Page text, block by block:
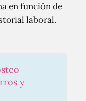
en función de
laboral.
y